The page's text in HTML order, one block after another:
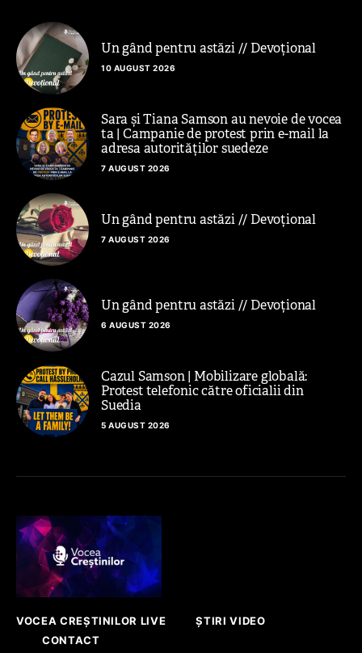
Un gând pentru astăzi // Devoțional
10 AUGUST 2026
Sara și Tiana Samson au nevoie de vocea
ta | Campanie de protest prin e-mail la
adresa autorităților suedeze
7 AUGUST 2026
Un gând pentru astăzi // Devoțional
7 AUGUST 2026
Un gând pentru astăzi // Devoțional
6 AUGUST 2026
Cazul Samson | Mobilizare globală:
Protest telefonic către oficialii din
Suedia
5 AUGUST 2026
VOCEA CREȘTINILOR LIVE
ȘTIRI VIDEO
CONTACT